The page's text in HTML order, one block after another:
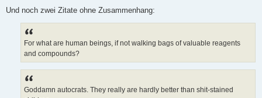
Und noch zwei Zitate ohne Zusammenhang:
For what are human beings, if not walking bags of valuable reagents
and compounds?
Goddamn autocrats. They really are hardly better than shit-stained